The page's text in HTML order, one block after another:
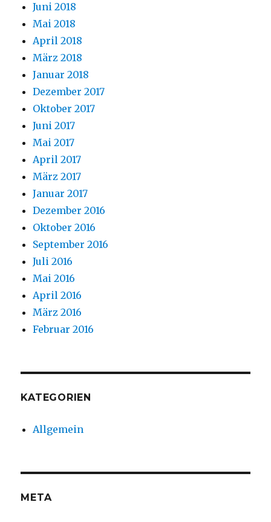
Juni 2018
Mai 2018
April 2018
März 2018
Januar 2018
Dezember 2017
Oktober 2017
Juni 2017
Mai 2017
April 2017
März 2017
Januar 2017
Dezember 2016
Oktober 2016
September 2016
Juli 2016
Mai 2016
April 2016
März 2016
Februar 2016
KATEGORIEN
Allgemein
META